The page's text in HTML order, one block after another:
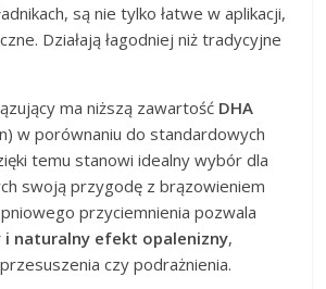
są nie tylko łatwe w aplikacji,
Działają łagodniej niż tradycyjne
ma niższą zawartość DHA
w porównaniu do standardowych
temu stanowi idealny wybór dla
swoją przygodę z brązowieniem
przyciemnienia pozwala
i naturalny efekt opalenizny,
czy podrażnienia.